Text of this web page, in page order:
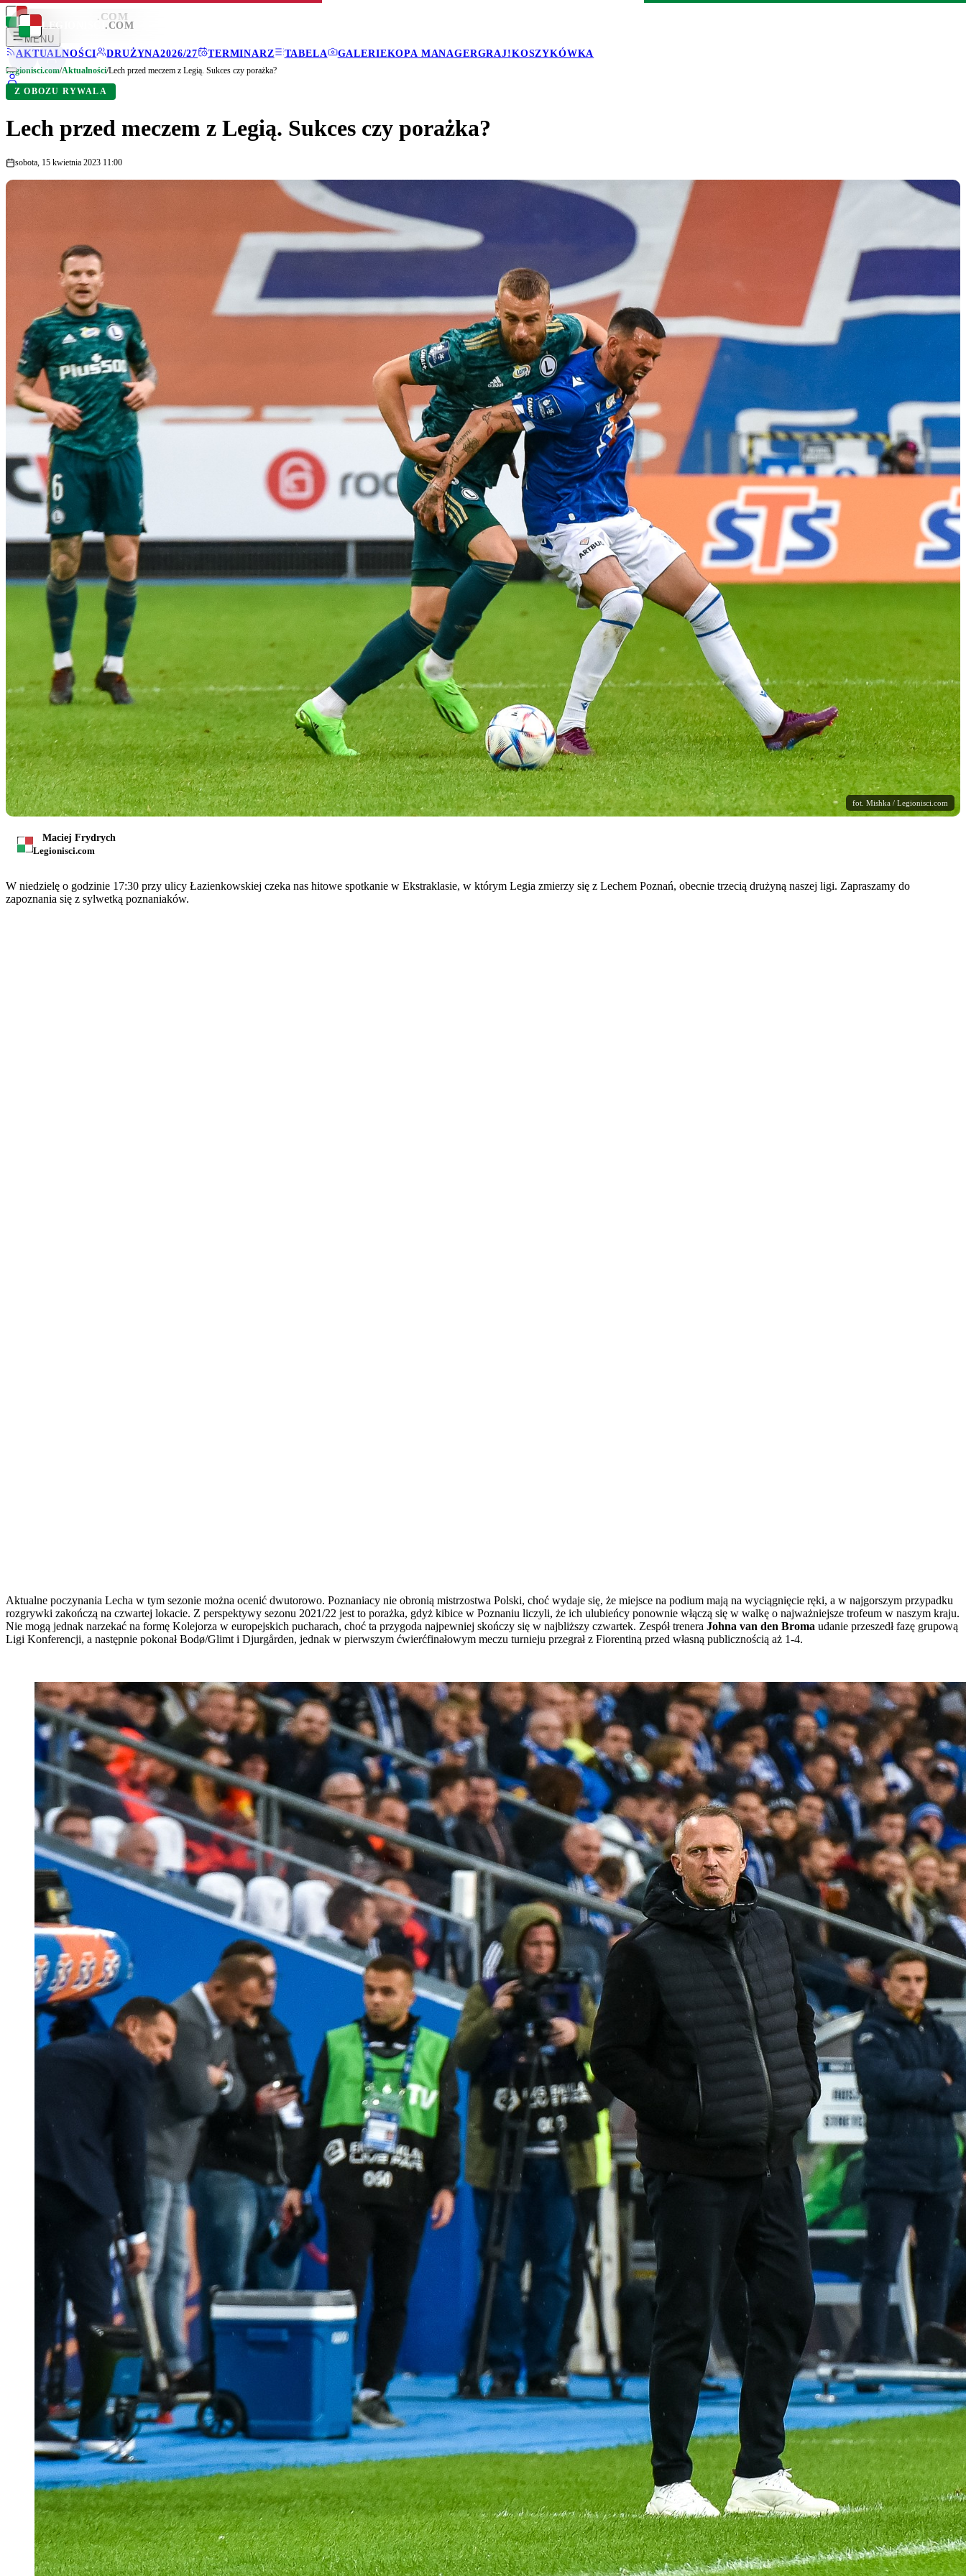
LEGIONISCI .COM
MENU
AKTUALNOŚCI
DRUŻYNA2026/27 TERMINARZ TABELA GALERIEKOPA MANAGERGRAJ!KOSZYKÓWKA
LEGIONISCI .COM
Legionisci.com/Aktualności/Lech przed meczem z Legią. Sukces czy porażka?
Z OBOZU RYWALA
Lech przed meczem z Legią. Sukces czy porażka?
sobota, 15 kwietnia 2023 11:00
fot. Mishka / Legionisci.com
Maciej Frydrych
Legionisci.com
W niedzielę o godzinie 17:30 przy ulicy Łazienkowskiej czeka nas hitowe spotkanie w Ekstraklasie, w którym Legia zmierzy się z Lechem Poznań, obecnie trzecią drużyną naszej ligi. Zapraszamy do
zapoznania się z sylwetką poznaniaków.
Aktualne poczynania Lecha w tym sezonie można ocenić dwutorowo. Poznaniacy nie obronią mistrzostwa Polski, choć wydaje się, że miejsce na podium mają na wyciągnięcie ręki, a w najgorszym przypadku
rozgrywki zakończą na czwartej lokacie. Z perspektywy sezonu 2021/22 jest to porażka, gdyż kibice w Poznaniu liczyli, że ich ulubieńcy ponownie włączą się w walkę o najważniejsze trofeum w naszym kraju.
Nie mogą jednak narzekać na formę Kolejorza w europejskich pucharach, choć ta przygoda najpewniej skończy się w najbliższy czwartek. Zespół trenera Johna van den Broma udanie przeszedł fazę grupową
Ligi Konferencji, a następnie pokonał Bodø/Glimt i Djurgården, jednak w pierwszym ćwierćfinałowym meczu turnieju przegrał z Fiorentiną przed własną publicznością aż 1-4.